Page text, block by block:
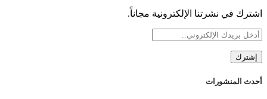
اشترك في نشرتنا الإلكترونية مجاناً.
أحدث المنشورات